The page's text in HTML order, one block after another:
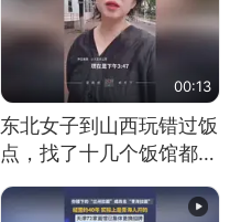
00:13
东北女子到山西玩错过饭
点，找了十几个饭馆都没